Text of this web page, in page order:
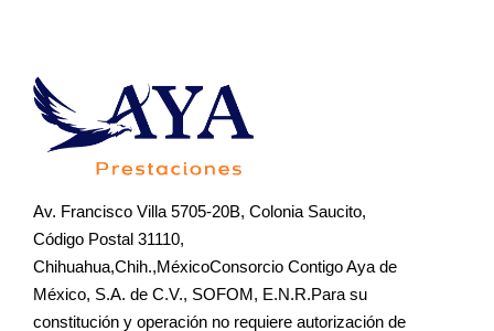
Av. Francisco Villa 5705-20B, Colonia Saucito,
Código Postal 31110,
Chihuahua,Chih.,MéxicoConsorcio Contigo Aya de
México, S.A. de C.V., SOFOM, E.N.R.Para su
constitución y operación no requiere autorización de